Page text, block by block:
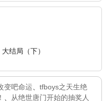
结局（下）
变吧命运
tfboys之天生绝
从绝世唐门开始的抽奖人